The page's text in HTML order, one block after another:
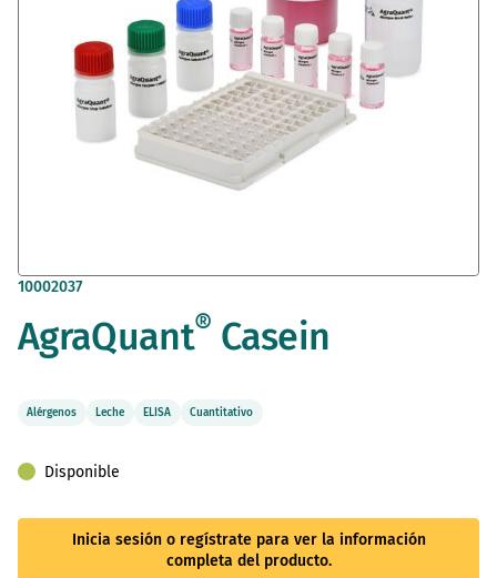
Saltar
comienzo
de
de
10002037
AgraQuant® Casein
Alérgenos Leche ELISA Cuantitativo
Disponible
Inicia sesión o regístrate para ver la información
completa del producto.